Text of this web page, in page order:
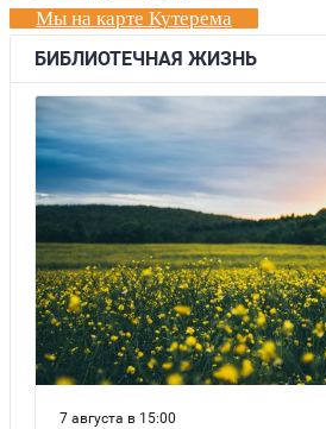
Мы на карте Кутерема